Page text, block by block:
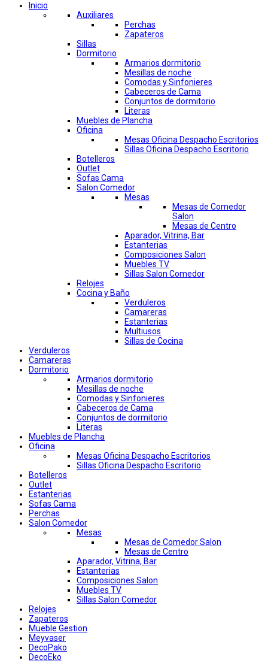
Inicio
Auxiliares
Perchas
Zapateros
Sillas
Dormitorio
Armarios dormitorio
Mesillas de noche
Comodas y Sinfonieres
Cabeceros de Cama
Conjuntos de dormitorio
Literas
Muebles de Plancha
Oficina
Mesas Oficina Despacho Escritorios
Sillas Oficina Despacho Escritorio
Botelleros
Outlet
Sofas Cama
Salon Comedor
Mesas
Mesas de Comedor
Salon
Mesas de Centro
Aparador, Vitrina, Bar
Estanterias
Composiciones Salon
Muebles TV
Sillas Salon Comedor
Relojes
Cocina y Baño
Verduleros
Camareras
Estanterias
Multiusos
Sillas de Cocina
Verduleros
Camareras
Dormitorio
Armarios dormitorio
Mesillas de noche
Comodas y Sinfonieres
Cabeceros de Cama
Conjuntos de dormitorio
Literas
Muebles de Plancha
Oficina
Mesas Oficina Despacho Escritorios
Sillas Oficina Despacho Escritorio
Botelleros
Outlet
Estanterias
Sofas Cama
Perchas
Salon Comedor
Mesas
Mesas de Comedor Salon
Mesas de Centro
Aparador, Vitrina, Bar
Estanterias
Composiciones Salon
Muebles TV
Sillas Salon Comedor
Relojes
Zapateros
Mueble Gestion
Meyvaser
DecoPako
DecoEko